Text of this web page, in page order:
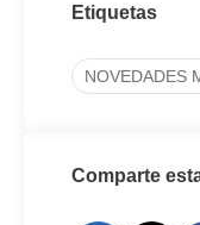
Etiquetas
NOVEDADES
Comparte